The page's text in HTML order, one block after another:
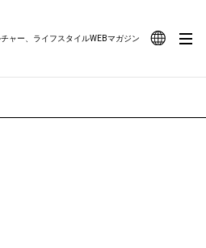
ャー、ライフスタイルWEBマガジン
JOURNAL
#OUTDOOR